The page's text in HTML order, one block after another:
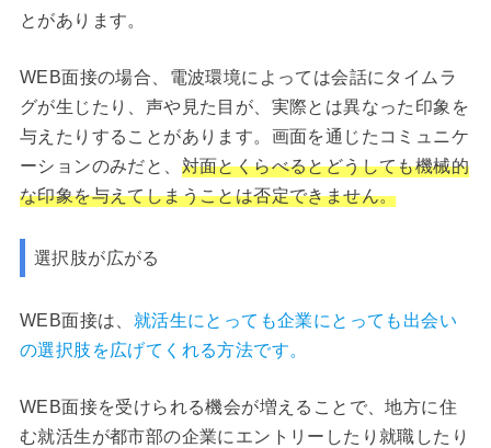
とがあります。
WEB面接の場合、電波環境によっては会話にタイムラ
グが生じたり、声や見た目が、実際とは異なった印象を
与えたりすることがあります。画面を通じたコミュニケ
ーションのみだと、 対面とくらべるとどうしても機械的
な印象を与えてしまうことは否定できません。
選択肢が広がる
WEB面接は、 就活生にとっても企業にとっても出会い
の選択肢を広げてくれる方法です。
WEB面接を受けられる機会が増えることで、地方に住
む就活生が都市部の企業にエントリーしたり就職したり